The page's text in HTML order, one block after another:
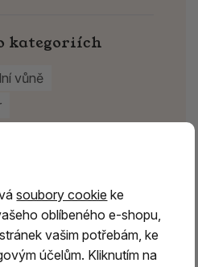
kategoriích
vůně
soubory cookie ke
oblíbeného e-shopu,
vašim potřebám, ke
účelům. Kliknutím na